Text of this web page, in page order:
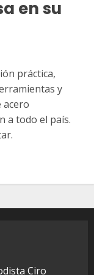
en su
práctica,
y
acero
a todo el país.
Ciro